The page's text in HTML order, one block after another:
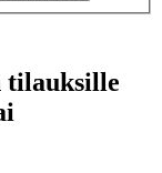
tilauksille